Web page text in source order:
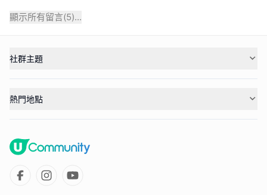
顯示所有留言(5)...
社群主題
熱門地點